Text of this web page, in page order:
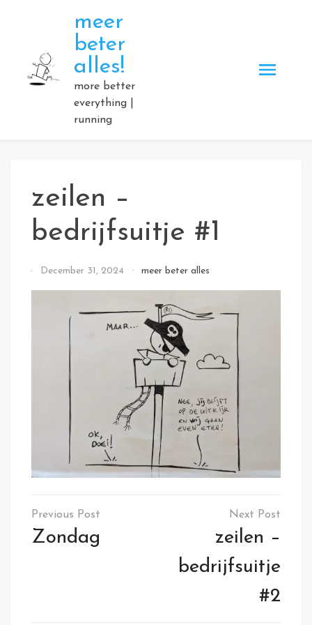
meer
beter
alles!
more better
everything |
running
zeilen –
bedrijfsuitje #1
ByDecember 31, 2024 meer beter alles
Post
navigation
Zondag
zeilen –
bedrijfsuitje
#2